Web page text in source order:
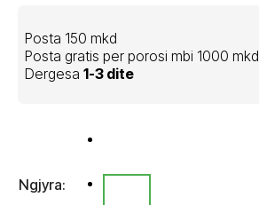
Posta 150 mkd
Posta gratis per porosi mbi 1000 mkd
Dergesa 1-3 dite
Ngjyra: